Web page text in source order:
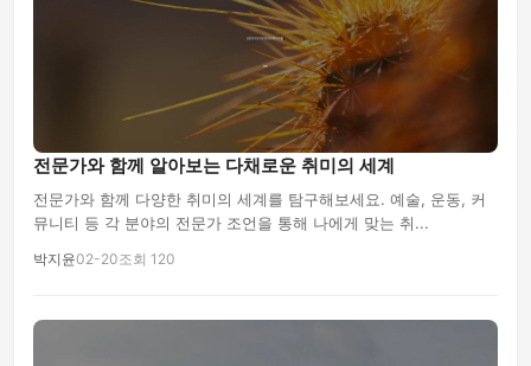
전문가와 함께 알아보는 다채로운 취미의 세계
전문가와 함께 다양한 취미의 세계를 탐구해보세요. 예술, 운동, 커
뮤니티 등 각 분야의 전문가 조언을 통해 나에게 맞는 취...
박지윤02-20조회 120